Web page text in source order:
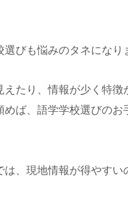
びも悩みのタネになり
たり、情報が少く特徴
ば、語学学校選びのお
、現地情報が得やすい